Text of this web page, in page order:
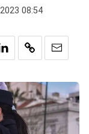
08:54